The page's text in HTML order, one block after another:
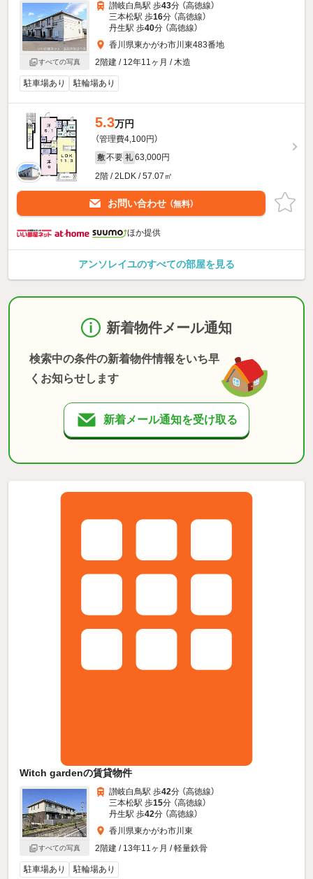
すべての写真
讃岐白鳥駅 歩43分 （高徳線）
三本松駅 歩16分 （高徳線）
丹生駅 歩40分 （高徳線）
香川県東かがわ市川東483番地
2階建 / 12年11ヶ月 / 木造
駐車場あり 駐輪場あり
5.3万円
（管理費4,100円）
敷 不要 礼 63,000円
2階 / 2LDK / 57.07㎡
お問い合わせ （無料）
ほか提供
アンソレイユのすべての部屋を見る
新着物件メール通知
検索中の条件の新着物件情報をいち早
くお知らせします
新着メール通知を受け取る
Witch gardenの賃貸物件
すべての写真
讃岐白鳥駅 歩42分 （高徳線）
三本松駅 歩15分 （高徳線）
丹生駅 歩42分 （高徳線）
香川県東かがわ市川東
2階建 / 13年11ヶ月 / 軽量鉄骨
駐車場あり 駐輪場あり